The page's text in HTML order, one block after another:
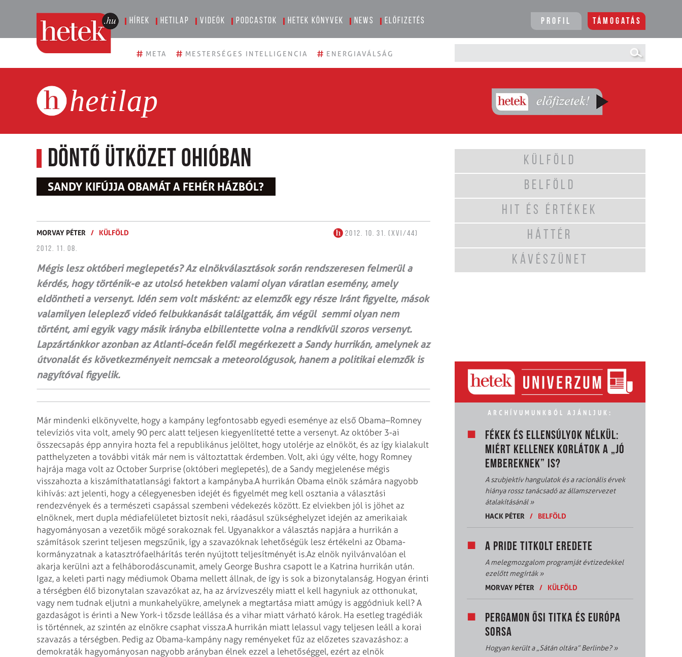
Hírek Hetilap Videók Podcastok Hetek könyvek News Előfizetés Profil Támogatás
# META # MESTERSÉGES INTELLIGENCIA # ENERGIAVÁLSÁG
hetilap
Döntő ütközet Ohióban
SANDY KIFÚJJA OBAMÁT A FEHÉR HÁZBÓL?
MORVAY PÉTER / KÜLFÖLD
2012. 10. 31. (XVI/44)
2012. 11. 08.
Mégis lesz októberi meglepetés? Az elnök­választások során rendszeresen felmerül a
kérdés, hogy történik-e az utolsó hetekben valami olyan váratlan esemény, amely
eldöntheti a versenyt. Idén sem volt másként: az elemzők egy része Iránt figyelte, mások
valamilyen lelep­lező videó felbukkanását találgatták, ám végül semmi olyan nem
történt, ami egyik vagy másik irányba elbillentette volna a rendkívül szoros versenyt.
Lapzártánkkor azonban az Atlanti-óceán felől megérkezett a Sandy hurrikán, amelynek az
útvonalát és következményeit nemcsak a meteorológusok, hanem a politikai elemzők is
nagyítóval figyelik.
Már mindenki elkönyvelte, hogy a kampány legfontosabb egyedi eseménye az első Obama–Romney
televíziós vita volt, amely 90 perc alatt teljesen kiegyenlítetté tette a versenyt. Az október 3-ai
összecsapás épp annyira hozta fel a republikánus jelöltet, hogy utolérje az elnököt, és az így kialakult
patthelyzeten a további viták már nem is változtattak érdemben. Volt, aki úgy vélte, hogy Romney
hajrája maga volt az October Surprise (októberi meglepetés), de a Sandy megjelenése mégis
visszahozta a kiszámíthatatlansági faktort a kampányba.A hurrikán Obama elnök számára nagyobb
kihívás: azt jelenti, hogy a célegyenesben idejét és figyelmét meg kell osztania a választási
rendezvények és a természeti csapással szembeni védekezés között. Ez elviekben jól is jöhet az
elnöknek, mert dupla médiafelületet biztosít neki, ráadásul szükséghelyzet idején az amerikaiak
hagyományosan a vezetőik mögé sorakoznak fel. Ugyanakkor a választás napjára a hurrikán a
számítások szerint teljesen megszűnik, így a szavazóknak lehetőségük lesz értékelni az Obama-
kormányzatnak a katasztrófaelhárítás terén nyújtott teljesítményét is.Az elnök nyilvánvalóan el
akarja kerülni azt a felháborodáscunamit, amely George Bushra csapott le a Katrina hurrikán után.
Igaz, a keleti parti nagy médiumok Obama mellett állnak, de így is sok a bizonytalanság. Hogyan érinti
a térségben élő bizonytalan szavazókat az, ha az árvízveszély miatt el kell hagyniuk az otthonukat,
vagy nem tudnak eljutni a munkahelyükre, amelynek a megtartása miatt amúgy is aggódniuk kell? A
gazdaságot is érinti a New York-i tőzsde leállása és a vihar miatt várható károk. Ha esetleg tragédiák
is történnek, az szintén az elnökre csaphat vissza.A hurrikán miatt lelassul vagy teljesen leáll a korai
szavazás a térségben. Pedig az Obama-kampány nagy reményeket fűz az előzetes szavazáshoz: a
demokraták hagyományosan nagyobb arányban élnek ezzel a lehetőséggel, ezért az elnök
KÜLFÖLD
BELFÖLD
HIT ÉS ÉRTÉKEK
HÁTTÉR
KÁVÉSZÜNET
ARCHÍVUMUNKBÓL AJÁNLJUK:
FÉKEK ÉS ELLENSÚLYOK NÉLKÜL:
MIÉRT KELLENEK KORLÁTOK A „JÓ
EMBEREKNEK” IS?
A szubjektív hangulatok és a racionális érvek
hiánya rossz tanácsadó az államszervezet
átalakításánál»
HACK PÉTER
/ BELFÖLD
A PRIDE TITKOLT EREDETE
A melegmozgalom programját évtizedekkel
ezelőtt megírták»
MORVAY PÉTER
/ KÜLFÖLD
PERGAMON ŐSI TITKA ÉS EURÓPA
SORSA
Hogyan került a „Sátán oltára” Berlinbe?»